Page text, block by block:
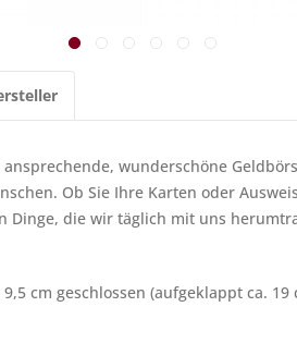
ansprechende, wunderschöne
Ob Sie Ihre Karten oder
Dinge, die wir täglich mit uns
cm geschlossen (aufgeklappt ca. 19